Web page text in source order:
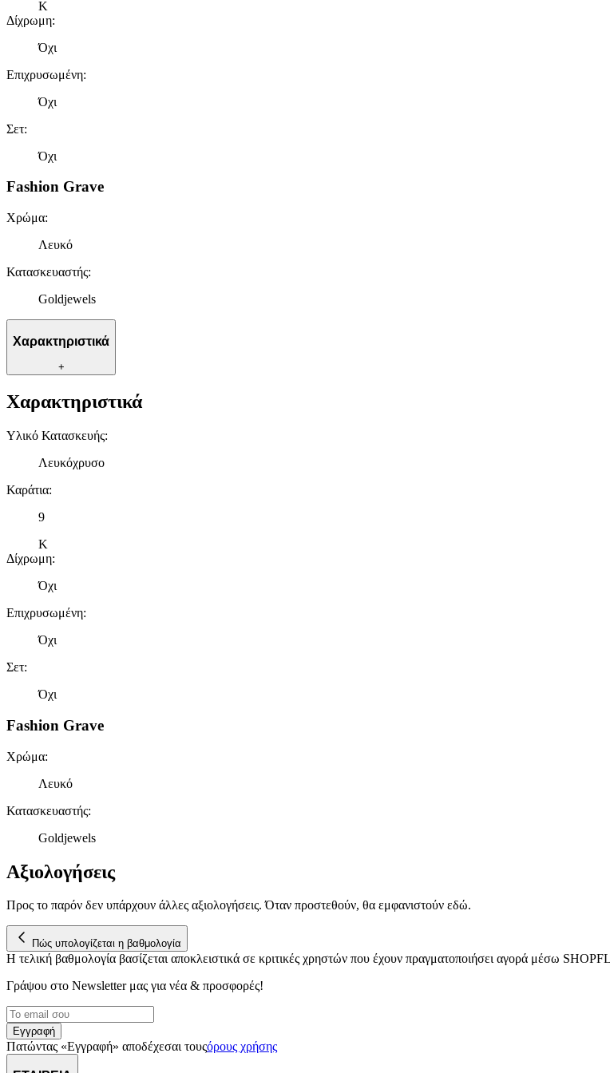
K
Δίχρωμη:
Όχι
Επιχρυσωμένη:
Όχι
Σετ:
Όχι
Fashion Grave
Χρώμα:
Λευκό
Κατασκευαστής:
Goldjewels
Χαρακτηριστικά
+
Χαρακτηριστικά
Υλικό Κατασκευής:
Λευκόχρυσο
Καράτια:
9
K
Δίχρωμη:
Όχι
Επιχρυσωμένη:
Όχι
Σετ:
Όχι
Fashion Grave
Χρώμα:
Λευκό
Κατασκευαστής:
Goldjewels
Αξιολογήσεις
Προς το παρόν δεν υπάρχουν άλλες αξιολογήσεις. Όταν προστεθούν, θα εμφανιστούν εδώ.
Πώς υπολογίζεται η βαθμολογία
Η τελική βαθμολογία βασίζεται αποκλειστικά σε κριτικές χρηστών που έχουν πραγματοποιήσει αγορά μέσω
Γράψου στο Νewsletter μας για νέα & προσφορές!
Εγγραφή
Πατώντας «Εγγραφή» αποδέχεσαι τουςόρους χρήσης